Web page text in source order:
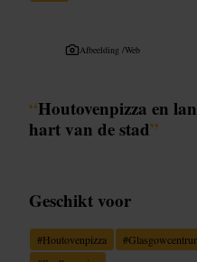
Afbeelding /Web
“Houtovenpizza en
hart van de stad”
Geschikt voor
#Houtovenpizza #